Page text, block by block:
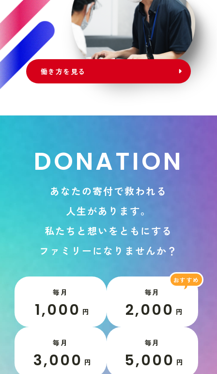
働き方を見る
DONATION
あ な たの寄付で救われ る
人生があ り ま す。
私た ち と 想い を と も にする
フ ァ ミ リ ーに な り ま せんか ？
毎月
1,000 円
毎月
2,000 円
毎月
3,000 円
毎月
5,000 円